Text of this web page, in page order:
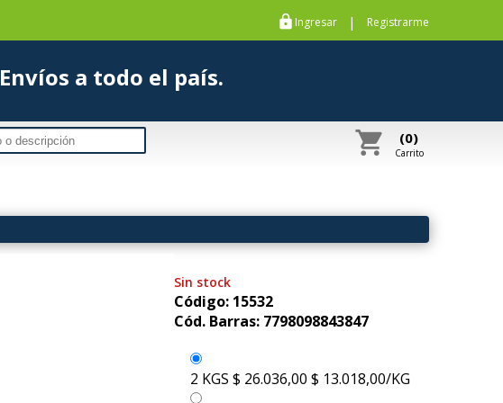
https Ingresar | Registrarme
Envíos a todo el país.
shopping_cart (0)
Carrito
Sin stock
Código: 15532
Cód. Barras: 7798098843847
2 KGS $ 26.036,00 $ 13.018,00/KG